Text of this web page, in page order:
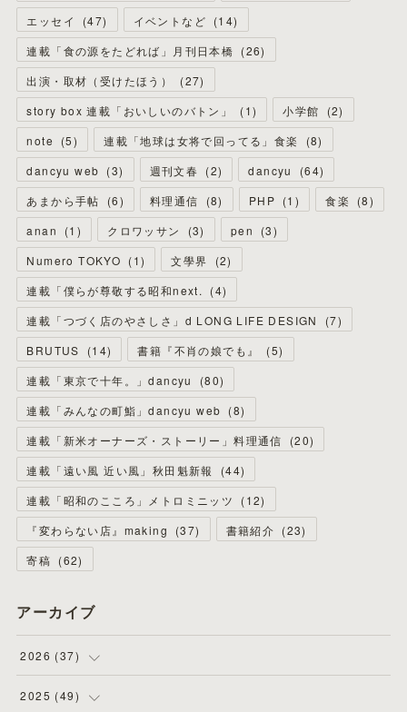
エッセイ
(47) イベントなど (14)
連載「食の源をたどれば」月刊日本橋 (26)
出演・取材（受けたほう）
(27)
story box 連載「おいしいのバトン」
(1) 小学館 (2)
note
(5) 連載「地球は女将で回ってる」食楽 (8)
dancyu web (3) 週刊文春 (2) dancyu (64)
あまから手帖
(6) 料理通信 (8) PHP (1 ) 食楽 (8)
anan
(1 ) クロワッサン (3) pen (3)
Numero TOKYO (1) 文學界 (2)
連載「僕らが尊敬する昭和next.
(4)
連載「つづく店のやさしさ」d LONG LIFE DESIGN
(7)
BRUTUS
(14) 書籍『不肖の娘でも』 (5)
連載「東京で十年。」dancyu
(80)
連載「みんなの町鮨」dancyu web (8)
連載「新米オーナーズ・ストーリー」料理通信
(20)
連載「遠い風 近い風」秋田魁新報
(44)
連載「昭和のこころ」メトロミニッツ
(12)
『変わらない店』making
(37) 書籍紹介 (23)
寄稿 (62)
アーカイブ
2026 (37)
(4)
2025 (49)